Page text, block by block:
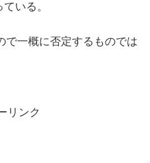
いる。
で一概に否定するものでは
リンク